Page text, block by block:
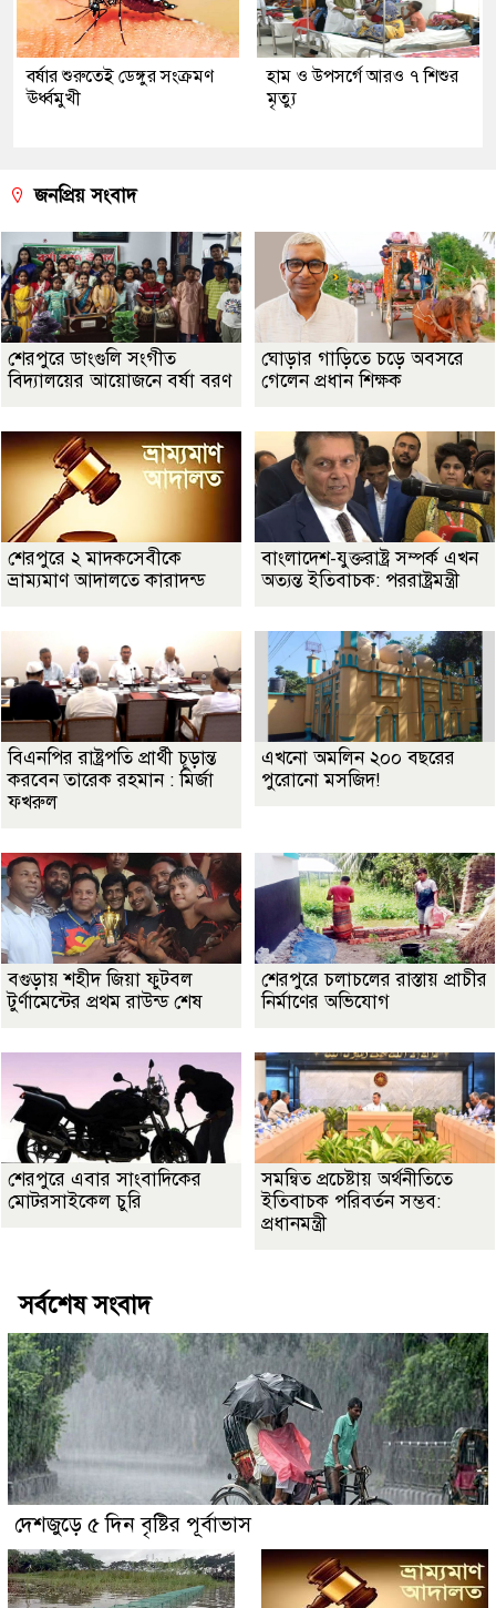
বর্ষার শুরুতেই ডেঙ্গুর সংক্রমণ
ঊর্ধ্বমুখী
হাম ও উপসর্গে আরও ৭ শিশুর
মৃত্যু
জনপ্রিয় সংবাদ
শেরপুরে ডাংগুলি সংগীত
বিদ্যালয়ের আয়োজনে বর্ষা বরণ
ঘোড়ার গাড়িতে চড়ে অবসরে
গেলেন প্রধান শিক্ষক
শেরপুরে ২ মাদকসেবীকে
ভ্রাম্যমাণ আদালতে কারাদন্ড
বাংলাদেশ-যুক্তরাষ্ট্র সম্পর্ক এখন
অত্যন্ত ইতিবাচক: পররাষ্ট্রমন্ত্রী
বিএনপির রাষ্ট্রপতি প্রার্থী চূড়ান্ত
করবেন তারেক রহমান : মির্জা
ফখরুল
এখনো অমলিন ২০০ বছরের
পুরোনো মসজিদ!
বগুড়ায় শহীদ জিয়া ফুটবল
টুর্ণামেন্টের প্রথম রাউন্ড শেষ
শেরপুরে চলাচলের রাস্তায় প্রাচীর
নির্মাণের অভিযোগ
শেরপুরে এবার সাংবাদিকের
মোটরসাইকেল চুরি
সমন্বিত প্রচেষ্টায় অর্থনীতিতে
ইতিবাচক পরিবর্তন সম্ভব:
প্রধানমন্ত্রী
সর্বশেষ সংবাদ
দেশজুড়ে ৫ দিন বৃষ্টির পূর্বাভাস